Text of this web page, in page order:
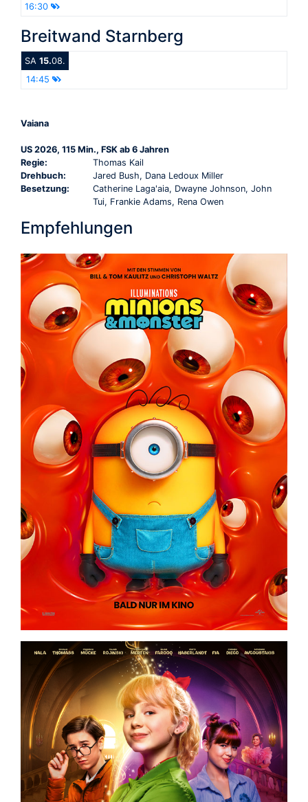
16:30
Breitwand Starnberg
SA 15.08.
14:45
Vaiana
US 2026, 115 Min., FSK ab 6 Jahren
Regie:
Thomas Kail
Drehbuch:
Jared Bush, Dana Ledoux Miller
Besetzung:
Catherine Laga'aia, Dwayne Johnson, John
Tui, Frankie Adams, Rena Owen
Empfehlungen